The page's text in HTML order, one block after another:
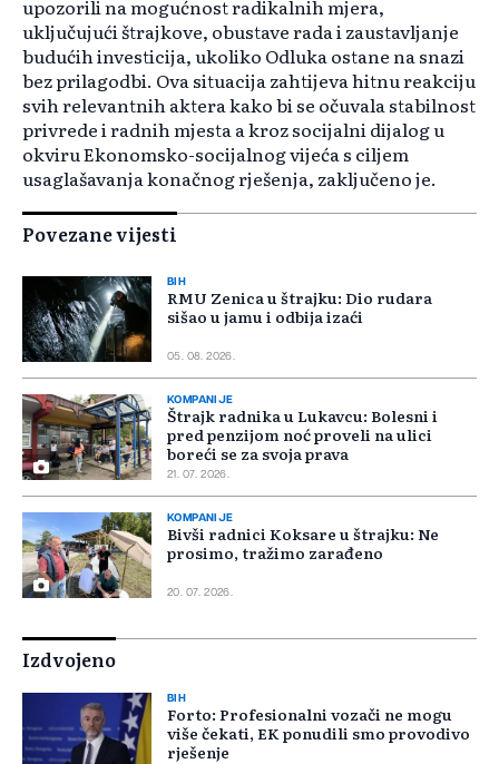
upozorili na mogućnost radikalnih mjera,
uključujući štrajkove, obustave rada i zaustavljanje
budućih investicija, ukoliko Odluka ostane na snazi
bez prilagodbi. Ova situacija zahtijeva hitnu reakciju
svih relevantnih aktera kako bi se očuvala stabilnost
privrede i radnih mjesta a kroz socijalni dijalog u
okviru Ekonomsko-socijalnog vijeća s ciljem
usaglašavanja konačnog rješenja, zaključeno je.
Povezane vijesti
BIH
RMU Zenica u štrajku: Dio rudara
sišao u jamu i odbija izaći
05. 08. 2026.
KOMPANIJE
Štrajk radnika u Lukavcu: Bolesni i
pred penzijom noć proveli na ulici
boreći se za svoja prava
21. 07. 2026.
KOMPANIJE
Bivši radnici Koksare u štrajku: Ne
prosimo, tražimo zarađeno
20. 07. 2026.
Izdvojeno
BIH
Forto: Profesionalni vozači ne mogu
više čekati, EK ponudili smo provodivo
rješenje